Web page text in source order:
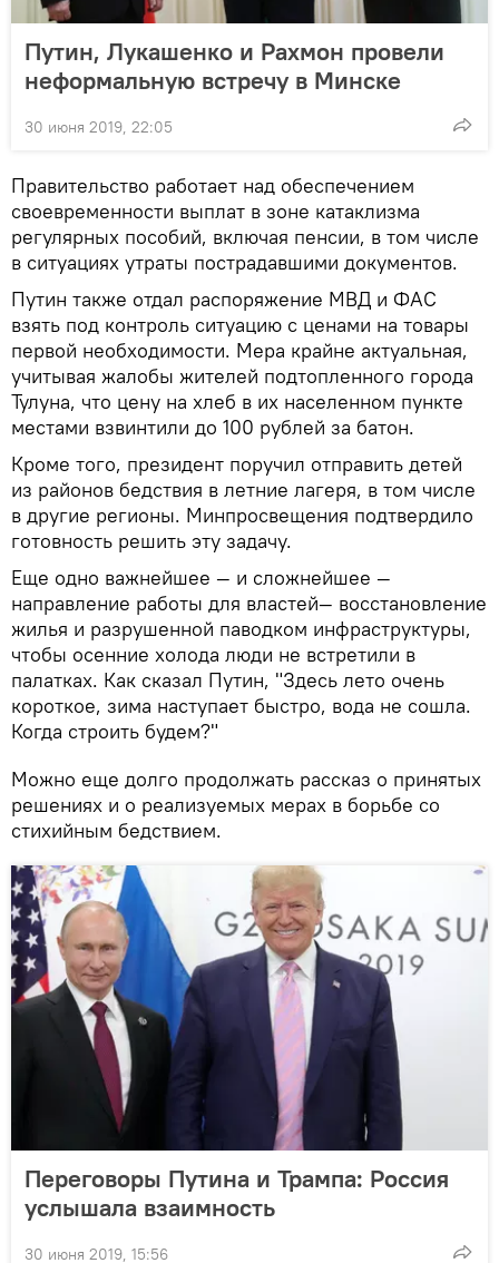
Путин, Лукашенко и Рахмон провели
неформальную встречу в Минске
30 июня 2019, 22:05
Правительство работает над обеспечением
своевременности выплат в зоне катаклизма
регулярных пособий, включая пенсии, в том числе
в ситуациях утраты пострадавшими документов.
Путин также отдал распоряжение МВД и ФАС
взять под контроль ситуацию с ценами на товары
первой необходимости. Мера крайне актуальная,
учитывая жалобы жителей подтопленного города
Тулуна, что цену на хлеб в их населенном пункте
местами взвинтили до 100 рублей за батон.
Кроме того, президент поручил отправить детей
из районов бедствия в летние лагеря, в том числе
в другие регионы. Минпросвещения подтвердило
готовность решить эту задачу.
Еще одно важнейшее — и сложнейшее —
направление работы для властей— восстановление
жилья и разрушенной паводком инфраструктуры,
чтобы осенние холода люди не встретили в
палатках. Как сказал Путин, "Здесь лето очень
короткое, зима наступает быстро, вода не сошла.
Когда строить будем?"
Можно еще долго продолжать рассказ о принятых
решениях и о реализуемых мерах в борьбе со
стихийным бедствием.
Переговоры Путина и Трампа: Россия
услышала взаимность
30 июня 2019, 15:56